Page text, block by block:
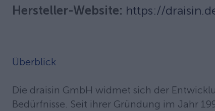
Hersteller-Website: https://
Überblick
Die draisin GmbH widmet sich der
Bedürfnisse. Seit ihrer Gründung im Jahr